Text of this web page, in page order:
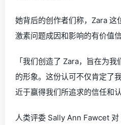
她背后的创作者们称，Zara 这
激素问题成因和影响的有价值信
「我们创造了 Zara，旨在为
的形象。这份认可不仅肯定了
近于赢得我们所追求的信任和认
人类评委 Sally Ann Fawcet